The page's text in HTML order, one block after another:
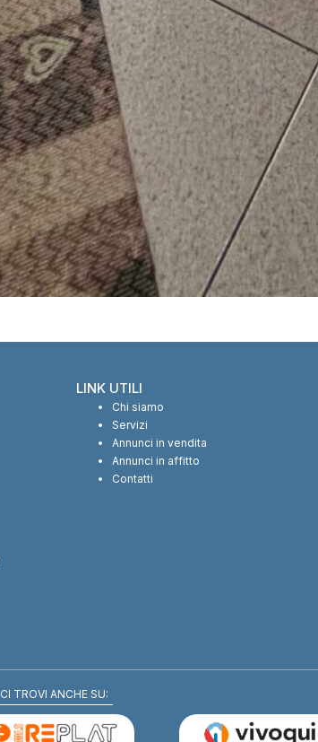
LINK UTILI
Chi siamo
Servizi
Annunci in vendita
Annunci in affitto
Contatti
CI TROVI ANCHE SU: